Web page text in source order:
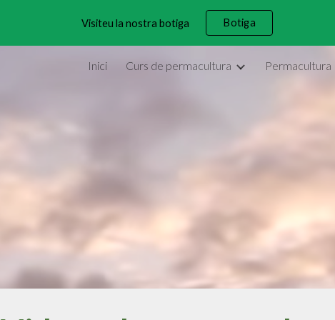
Skip to main contentVisiteu la nostra botiga Botiga
Inici Curs de permacultura Permacultura